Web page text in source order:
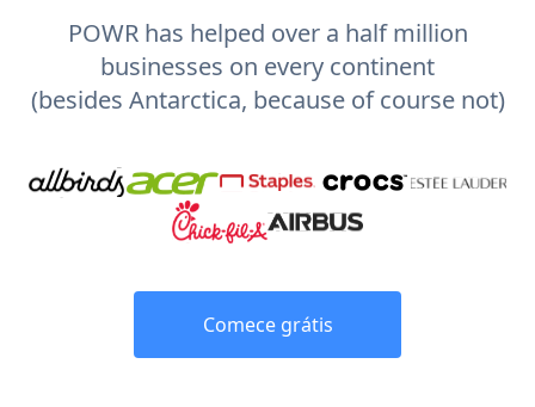
POWR has helped over a half million
businesses on every continent
(besides Antarctica, because of course not)
Comece grátis